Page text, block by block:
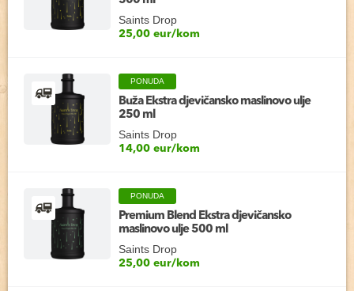
Saints Drop
25,00 eur/kom
PONUDA
Buža Ekstra djevičansko maslinovo ulje
250 ml
Saints Drop
14,00 eur/kom
PONUDA
Premium Blend Ekstra djevičansko
maslinovo ulje 500 ml
Saints Drop
25,00 eur/kom